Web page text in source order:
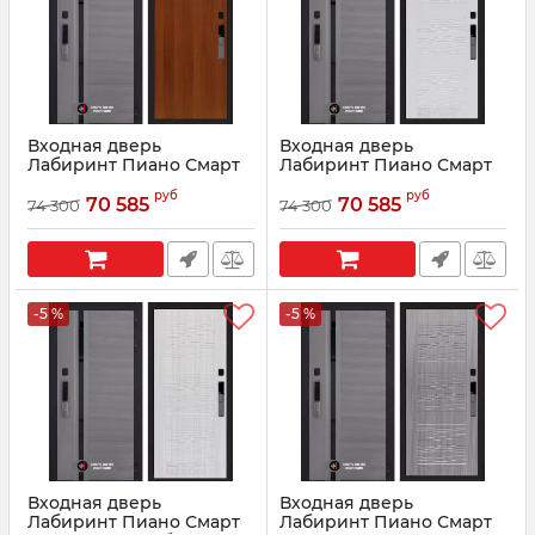
Входная дверь
Лабиринт Пиано Смарт
2.0 - 05 Итальянский
орех
Артикул: 210015
74 300 70 585 руб
Входная дверь
Лабиринт Пиано Смарт
2.0 - 06 Белое дерево
Артикул: 210019
74 300 70 585 руб
-5 %
Входная дверь
Лабиринт Пиано Смарт
-5 %
Входная дверь
Лабиринт Пиано Смарт